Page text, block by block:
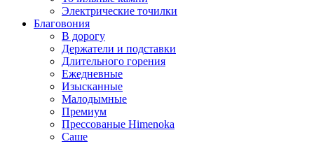
Электрические точилки
Благовония
В дорогу
Держатели и подставки
Длительного горения
Ежедневные
Изысканные
Малодымные
Премиум
Прессованые Himenoka
Саше